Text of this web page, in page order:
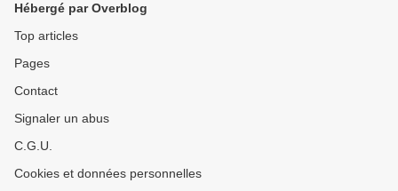
Hébergé par Overblog
Top articles
Pages
Contact
Signaler un abus
C.G.U.
Cookies et données personnelles